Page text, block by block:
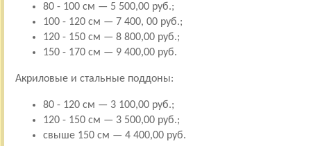
80 - 100 см — 5 500,00 руб.;
100 - 120 см — 7 400, 00 руб.;
120 - 150 см — 8 800,00 руб.;
150 - 170 см — 9 400,00 руб.
Акриловые и стальные поддоны:
80 - 120 см — 3 100,00 руб.;
120 - 150 см — 3 500,00 руб.;
свыше 150 см — 4 400,00 руб.